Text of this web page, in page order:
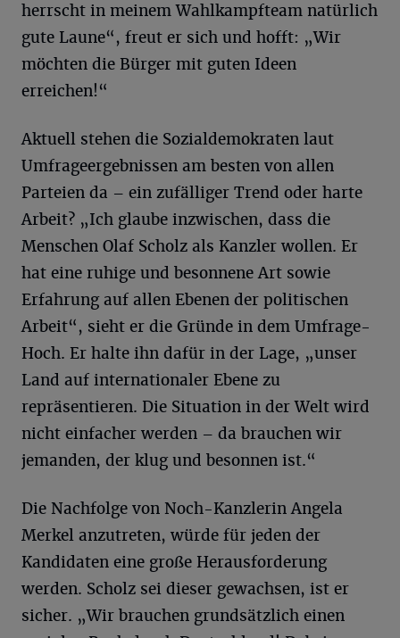
herrscht in meinem Wahlkampfteam natürlich
gute Laune“, freut er sich und hofft: „Wir
möchten die Bürger mit guten Ideen
erreichen!“
Aktuell stehen die Sozialdemokraten laut
Umfrageergebnissen am besten von allen
Parteien da – ein zufälliger Trend oder harte
Arbeit? „Ich glaube inzwischen, dass die
Menschen Olaf Scholz als Kanzler wollen. Er
hat eine ruhige und besonnene Art sowie
Erfahrung auf allen Ebenen der politischen
Arbeit“, sieht er die Gründe in dem Umfrage-
Hoch. Er halte ihn dafür in der Lage, „unser
Land auf internationaler Ebene zu
repräsentieren. Die Situation in der Welt wird
nicht einfacher werden – da brauchen wir
jemanden, der klug und besonnen ist.“
Die Nachfolge von Noch-Kanzlerin Angela
Merkel anzutreten, würde für jeden der
Kandidaten eine große Herausforderung
werden. Scholz sei dieser gewachsen, ist er
sicher. „Wir brauchen grundsätzlich einen